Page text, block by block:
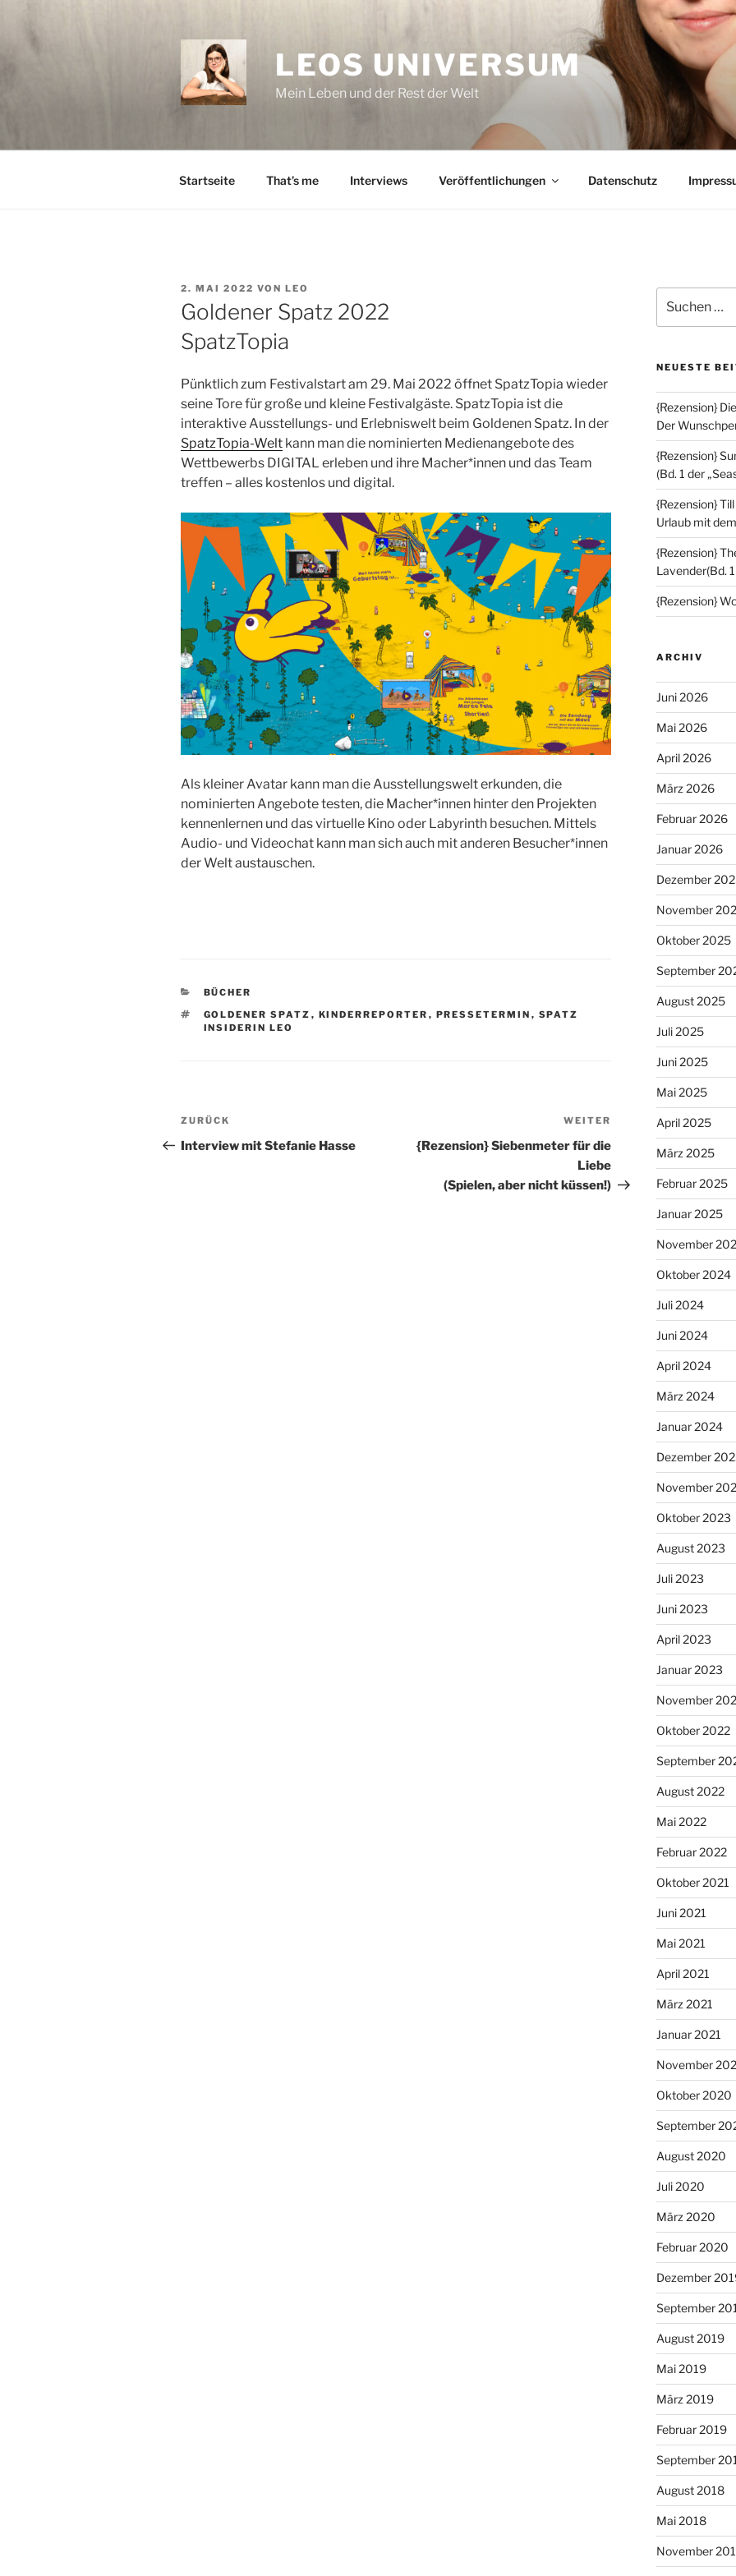
LEOS UNIVERSUM
Mein Leben und der Rest der Welt
Startseite That’s me Interviews Veröffentlichungen Datenschutz
VERÖFFENTLICHT
AM
2. MAI 2022 VON LEO
Goldener Spatz 2022
SpatzTopia
Pünktlich zum Festivalstart am 29. Mai 2022 öffnet SpatzTopia wieder
seine Tore für große und kleine Festivalgäste. SpatzTopia ist die
interaktive Ausstellungs- und Erlebniswelt beim Goldenen Spatz. In der
SpatzTopia-Welt kann man die nominierten Medienangebote des
Wettbewerbs DIGITAL erleben und ihre Macher*innen und das Team
treffen – alles kostenlos und digital.
Als kleiner Avatar kann man die Ausstellungswelt erkunden, die
nominierten Angebote testen, die Macher*innen hinter den Projekten
kennenlernen und das virtuelle Kino oder Labyrinth besuchen. Mittels
Audio- und Videochat kann man sich auch mit anderen Besucher*innen
der Welt austauschen.
KATEGORIEN
BÜCHER
SCHLAGWÖRTER
GOLDENER SPATZ , KINDERREPORTER , PRESSETERMIN , SPATZ
INSIDERIN LEO
Beitragsnavigation
Vorheriger
Beitrag
ZURÜCK
Interview mit Stefanie Hasse
Nächster
Beitrag
WEITER
{Rezension} Siebenmeter für die
Liebe
(Spielen, aber nicht küssen!)
nach:
NEUESTE
{Rezension}
Der
{Rezension}
(Bd. 1 der
{Rezension}
Urlaub mit
{Rezension}
Lavender(Bd.
{Rezension}
ARCHIV
Juni 2026
Mai 2026
April 2026
März 2026
Februar 2026
Januar 2026
Dezember
November
Oktober 2025
September
August 2025
Juli 2025
Juni 2025
Mai 2025
April 2025
März 2025
Februar 2025
Januar 2025
November
Oktober 2024
Juli 2024
Juni 2024
April 2024
März 2024
Januar 2024
Dezember
November
Oktober 2023
August 2023
Juli 2023
Juni 2023
April 2023
Januar 2023
November
Oktober 2022
September
August 2022
Mai 2022
Februar 2022
Oktober 2021
Juni 2021
Mai 2021
April 2021
März 2021
Januar 2021
November
Oktober 2020
September
August 2020
Juli 2020
März 2020
Februar 2020
Dezember
September
August 2019
Mai 2019
März 2019
Februar 2019
September
August 2018
Mai 2018
November